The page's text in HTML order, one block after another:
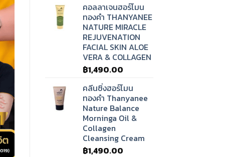
คอลลาเจนฮอร์โมน
ทองคำ THANYANEE
NATURE MIRACLE
REJUVENATION
FACIAL SKIN ALOE
VERA & COLLAGEN
฿1,490.00
คลีนซิ่งฮอร์โมน
ทองคำ Thanyanee
Nature Balance
Morninga Oil &
Collagen
Cleansing Cream
฿1,490.00